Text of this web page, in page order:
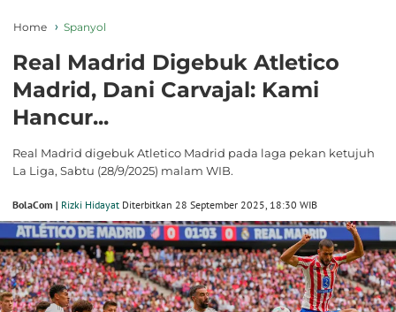
Home Spanyol
Real Madrid Digebuk Atletico
Madrid, Dani Carvajal: Kami
Hancur...
Real Madrid digebuk Atletico Madrid pada laga pekan ketujuh
La Liga, Sabtu (28/9/2025) malam WIB.
BolaCom | Rizki Hidayat Diterbitkan 28 September 2025, 18:30 WIB